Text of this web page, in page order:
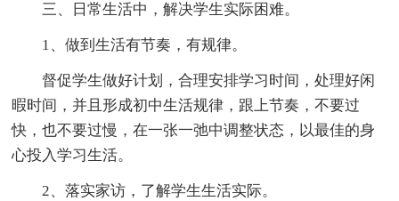
三、日常生活中，解决学生实际困难。
1、做到生活有节奏，有规律。
督促学生做好计划，合理安排学习时间，处理好闲
暇时间，并且形成初中生活规律，跟上节奏，不要过
快，也不要过慢，在一张一弛中调整状态，以最佳的身
心投入学习生活。
2、落实家访，了解学生生活实际。